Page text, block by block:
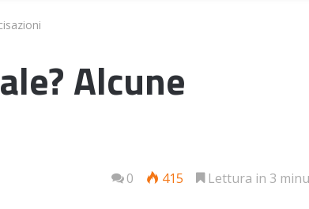
Alcune
0 415 Lettura in 3